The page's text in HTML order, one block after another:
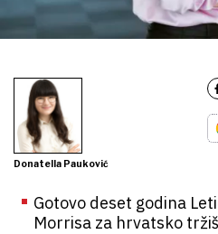
Donatella Pauković
Gotovo deset godina
Morrisa za hrvatsko